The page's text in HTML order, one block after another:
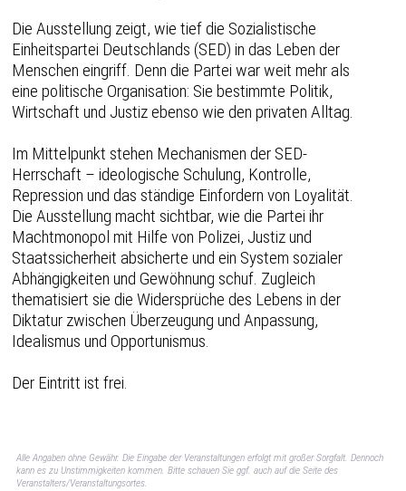
Die Ausstellung zeigt, wie tief die Sozialistische
Einheitspartei Deutschlands (SED) in das Leben der
Menschen eingriff. Denn die Partei war weit mehr als
eine politische Organisation: Sie bestimmte Politik,
Wirtschaft und Justiz ebenso wie den privaten Alltag.
Im Mittelpunkt stehen Mechanismen der SED-
Herrschaft – ideologische Schulung, Kontrolle,
Repression und das ständige Einfordern von Loyalität.
Die Ausstellung macht sichtbar, wie die Partei ihr
Machtmonopol mit Hilfe von Polizei, Justiz und
Staatssicherheit absicherte und ein System sozialer
Abhängigkeiten und Gewöhnung schuf. Zugleich
thematisiert sie die Widersprüche des Lebens in der
Diktatur zwischen Überzeugung und Anpassung,
Idealismus und Opportunismus.
Der Eintritt ist frei.
Alle Angaben ohne Gewähr. Die Eingabe der Veranstaltungen erfolgt mit großer Sorgfalt. Dennoch
kann es zu Unstimmigkeiten kommen. Bitte schauen Sie ggf. auch auf die Seite des
Veranstalters/Veranstaltungsortes.